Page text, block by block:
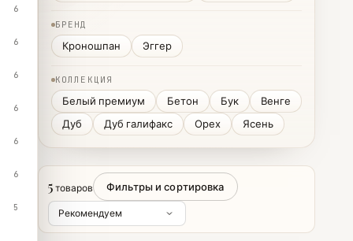
6
6
6
6
6
6
5
БРЕНД
Кроношпан Эггер
КОЛЛЕКЦИЯ
Белый премиум Бетон Бук
Венге
Дуб
Дуб галифакс Орех Ясень
5 товаров Фильтры и сортировка